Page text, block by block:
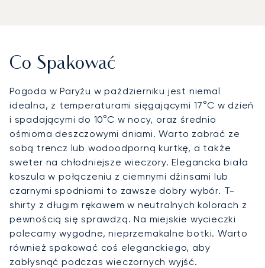
Co Spakować
Pogoda w Paryżu w październiku jest niemal
idealna, z temperaturami sięgającymi 17°C w dzień
i spadającymi do 10°C w nocy, oraz średnio
ośmioma deszczowymi dniami. Warto zabrać ze
sobą trencz lub wodoodporną kurtkę, a także
sweter na chłodniejsze wieczory. Elegancka biała
koszula w połączeniu z ciemnymi dżinsami lub
czarnymi spodniami to zawsze dobry wybór. T-
shirty z długim rękawem w neutralnych kolorach z
pewnością się sprawdzą. Na miejskie wycieczki
polecamy wygodne, nieprzemakalne botki. Warto
również spakować coś eleganckiego, aby
zabłysnąć podczas wieczornych wyjść.